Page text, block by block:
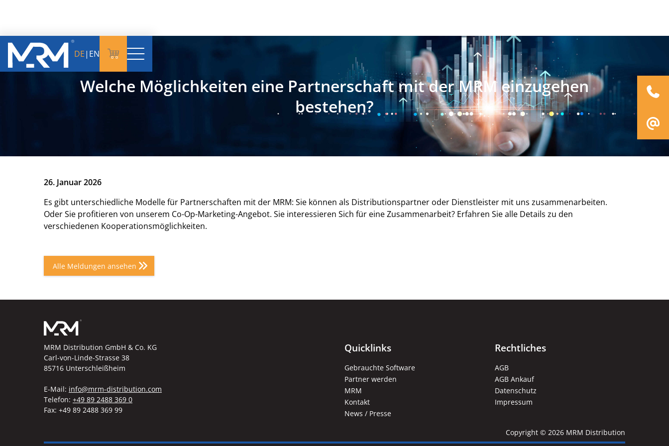
DE| EN
Welche Möglichkeiten eine Partnerschaft mit der MRM einzugehen
bestehen?
26. Januar 2026
Es gibt unterschiedliche Modelle für Partnerschaften mit der MRM: Sie können als Distributionspartner oder Dienstleister mit uns zusammenarbeiten.
Oder Sie profitieren von unserem Co-Op-Marketing-Angebot. Sie interessieren Sich für eine Zusammenarbeit? Erfahren Sie alle Details zu den
verschiedenen Kooperationsmöglichkeiten.
Alle Meldungen ansehen
MRM Distribution GmbH & Co. KG
Carl-von-Linde-Strasse 38
85716 Unterschleißheim
E-Mail: info@mrm-distribution.com
Telefon: +49 89 2488 369 0
Fax: +49 89 2488 369 99
Quicklinks
Gebrauchte Software
Partner werden
MRM
Kontakt
News / Presse
Rechtliches
AGB
AGB Ankauf
Datenschutz
Impressum
Copyright © 2026 MRM Distribution